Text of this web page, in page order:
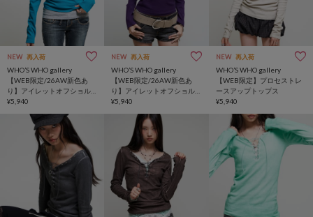
NEW 再入荷
WHO’S WHO gallery
【WEB限定/26AW新色あ
り】アイレットオフショル
トップス
¥5,940
NEW 再入荷
WHO’S WHO gallery
【WEB限定/26AW新色あ
り】アイレットオフショル
トップス
¥5,940
NEW 再入荷
WHO’S WHO gallery
【WEB限定】プロセストレ
ースアップトップス
¥5,940